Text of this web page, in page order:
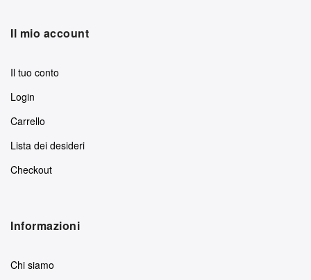
Il mio account
Il tuo conto
Login
Carrello
Lista dei desideri
Checkout
Informazioni
Chi siamo